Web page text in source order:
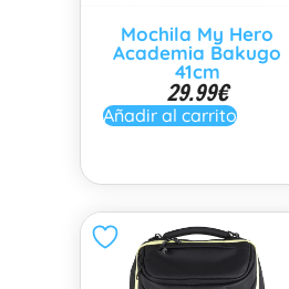
Mochila My Hero
Academia Bakugo
41cm
29.99€
Añadir al carrito